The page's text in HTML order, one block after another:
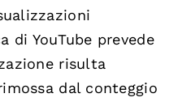
di YouTube prevede
risulta
dal conteggio